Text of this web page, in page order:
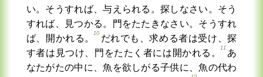
い。そうすれば、与えられる。探しなさい。そう
すれば、見つかる。門をたたきなさい。そうすれ
ば、開かれる。
10
だれでも、求める者は受け、探
す者は見つけ、門をたたく者には開かれる。
11
あ
なたがたの中に、魚を欲しがる子供に、魚の代わ